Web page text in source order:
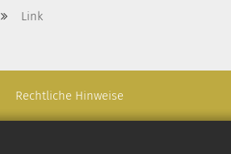
Link
Rechtliche Hinweise